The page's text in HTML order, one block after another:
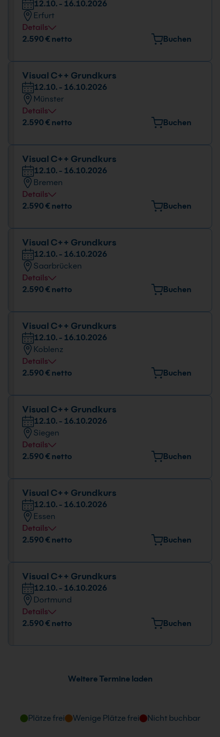
12.10. - 16.10.2026
Erfurt
Details
Veranstaltungsort
Datum und Uhrzeit
12.10. - 16.10.2026
09:00 - 16:00 Uhr
2.590 € netto Buchen
Visual C++ Grundkurs
12.10. - 16.10.2026
Münster
Details
Veranstaltungsort
Datum und Uhrzeit
12.10. - 16.10.2026
09:00 - 16:00 Uhr
2.590 € netto Buchen
Visual C++ Grundkurs
12.10. - 16.10.2026
Bremen
Details
Veranstaltungsort
Datum und Uhrzeit
12.10. - 16.10.2026
09:00 - 16:00 Uhr
2.590 € netto Buchen
Visual C++ Grundkurs
12.10. - 16.10.2026
Saarbrücken
Details
Veranstaltungsort
Datum und Uhrzeit
12.10. - 16.10.2026
09:00 - 16:00 Uhr
2.590 € netto Buchen
Visual C++ Grundkurs
12.10. - 16.10.2026
Koblenz
Details
Veranstaltungsort
Datum und Uhrzeit
12.10. - 16.10.2026
09:00 - 16:00 Uhr
2.590 € netto Buchen
Visual C++ Grundkurs
12.10. - 16.10.2026
Siegen
Details
Veranstaltungsort
Datum und Uhrzeit
12.10. - 16.10.2026
09:00 - 16:00 Uhr
2.590 € netto Buchen
Visual C++ Grundkurs
12.10. - 16.10.2026
Essen
Details
Veranstaltungsort
Datum und Uhrzeit
12.10. - 16.10.2026
09:00 - 16:00 Uhr
2.590 € netto Buchen
Visual C++ Grundkurs
12.10. - 16.10.2026
Dortmund
Details
Veranstaltungsort
12.10. - 16.10.2026
2.590 € netto Buchen
Weitere Termine laden
Plätze frei Wenige Plätze frei Nicht buchbar